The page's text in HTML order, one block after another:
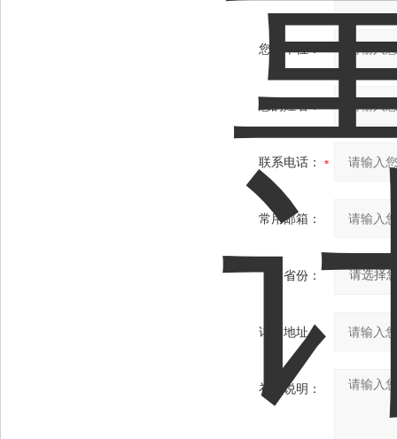
您的单位：
联系电话：
常用邮箱：
省份：
详细地址：
补充说明：